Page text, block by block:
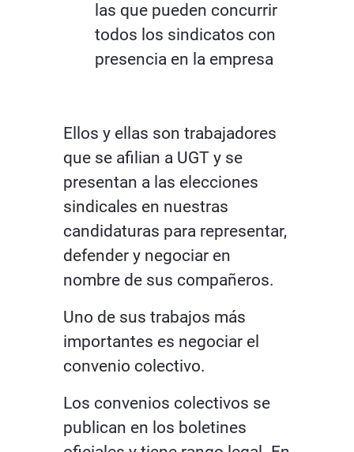
las que pueden concurrir
todos los sindicatos con
presencia en la empresa
Ellos y ellas son trabajadores
que se afilian a UGT y se
presentan a las elecciones
sindicales en nuestras
candidaturas para representar,
defender y negociar en
nombre de sus compañeros.
Uno de sus trabajos más
importantes es negociar el
convenio colectivo.
Los convenios colectivos se
publican en los boletines